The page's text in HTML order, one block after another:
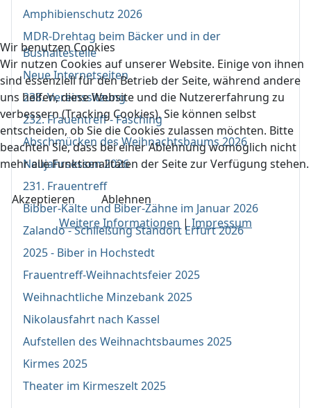
Amphibienschutz 2026
MDR-Drehtag beim Bäcker und in der
Bushaltestelle
Neue Internetseiten
238. Vereinssitzung
232. Frauentreff - Fasching
Abschmücken des Weihnachtsbaums 2026
Neujahrsessen 2026
231. Frauentreff
Bibber-Kälte und Biber-Zähne im Januar 2026
Zalando - Schließung Standort Erfurt 2026
2025 - Biber in Hochstedt
Frauentreff-Weihnachtsfeier 2025
Weihnachtliche Minzebank 2025
Nikolausfahrt nach Kassel
Aufstellen des Weihnachtsbaumes 2025
Kirmes 2025
Theater im Kirmeszelt 2025
Wir benutzen Cookies
Wir nutzen Cookies auf unserer Website. Einige von ihnen
sind essenziell für den Betrieb der Seite, während andere
uns helfen, diese Website und die Nutzererfahrung zu
verbessern (Tracking Cookies). Sie können selbst
entscheiden, ob Sie die Cookies zulassen möchten. Bitte
beachten Sie, dass bei einer Ablehnung womöglich nicht
mehr alle Funktionalitäten der Seite zur Verfügung stehen.
Akzeptieren
Ablehnen
Weitere Informationen |Impressum